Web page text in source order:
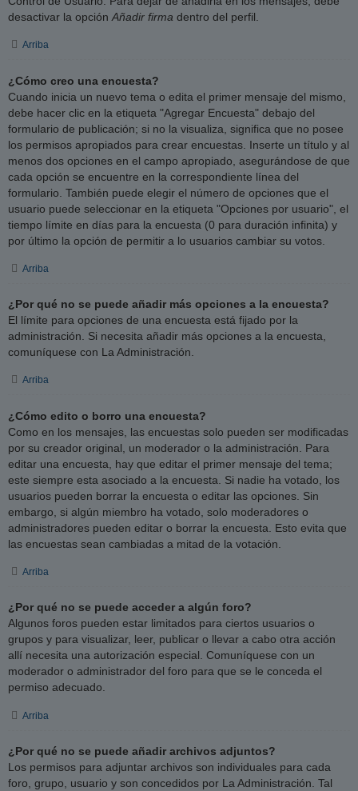
desactivar la opción Añadir firma dentro del perfil.
Arriba
¿Cómo creo una encuesta?
Cuando inicia un nuevo tema o edita el primer mensaje del mismo,
debe hacer clic en la etiqueta "Agregar Encuesta" debajo del
formulario de publicación; si no la visualiza, significa que no posee
los permisos apropiados para crear encuestas. Inserte un título y al
menos dos opciones en el campo apropiado, asegurándose de que
cada opción se encuentre en la correspondiente línea del
formulario. También puede elegir el número de opciones que el
usuario puede seleccionar en la etiqueta "Opciones por usuario", el
tiempo límite en días para la encuesta (0 para duración infinita) y
por último la opción de permitir a lo usuarios cambiar su votos.
Arriba
¿Por qué no se puede añadir más opciones a la encuesta?
El límite para opciones de una encuesta está fijado por la
administración. Si necesita añadir más opciones a la encuesta,
comuníquese con La Administración.
Arriba
¿Cómo edito o borro una encuesta?
Como en los mensajes, las encuestas solo pueden ser modificadas
por su creador original, un moderador o la administración. Para
editar una encuesta, hay que editar el primer mensaje del tema;
este siempre esta asociado a la encuesta. Si nadie ha votado, los
usuarios pueden borrar la encuesta o editar las opciones. Sin
embargo, si algún miembro ha votado, solo moderadores o
administradores pueden editar o borrar la encuesta. Esto evita que
las encuestas sean cambiadas a mitad de la votación.
Arriba
¿Por qué no se puede acceder a algún foro?
Algunos foros pueden estar limitados para ciertos usuarios o
grupos y para visualizar, leer, publicar o llevar a cabo otra acción
allí necesita una autorización especial. Comuníquese con un
moderador o administrador del foro para que se le conceda el
permiso adecuado.
Arriba
¿Por qué no se puede añadir archivos adjuntos?
Los permisos para adjuntar archivos son individuales para cada
foro, grupo, usuario y son concedidos por La Administración. Tal